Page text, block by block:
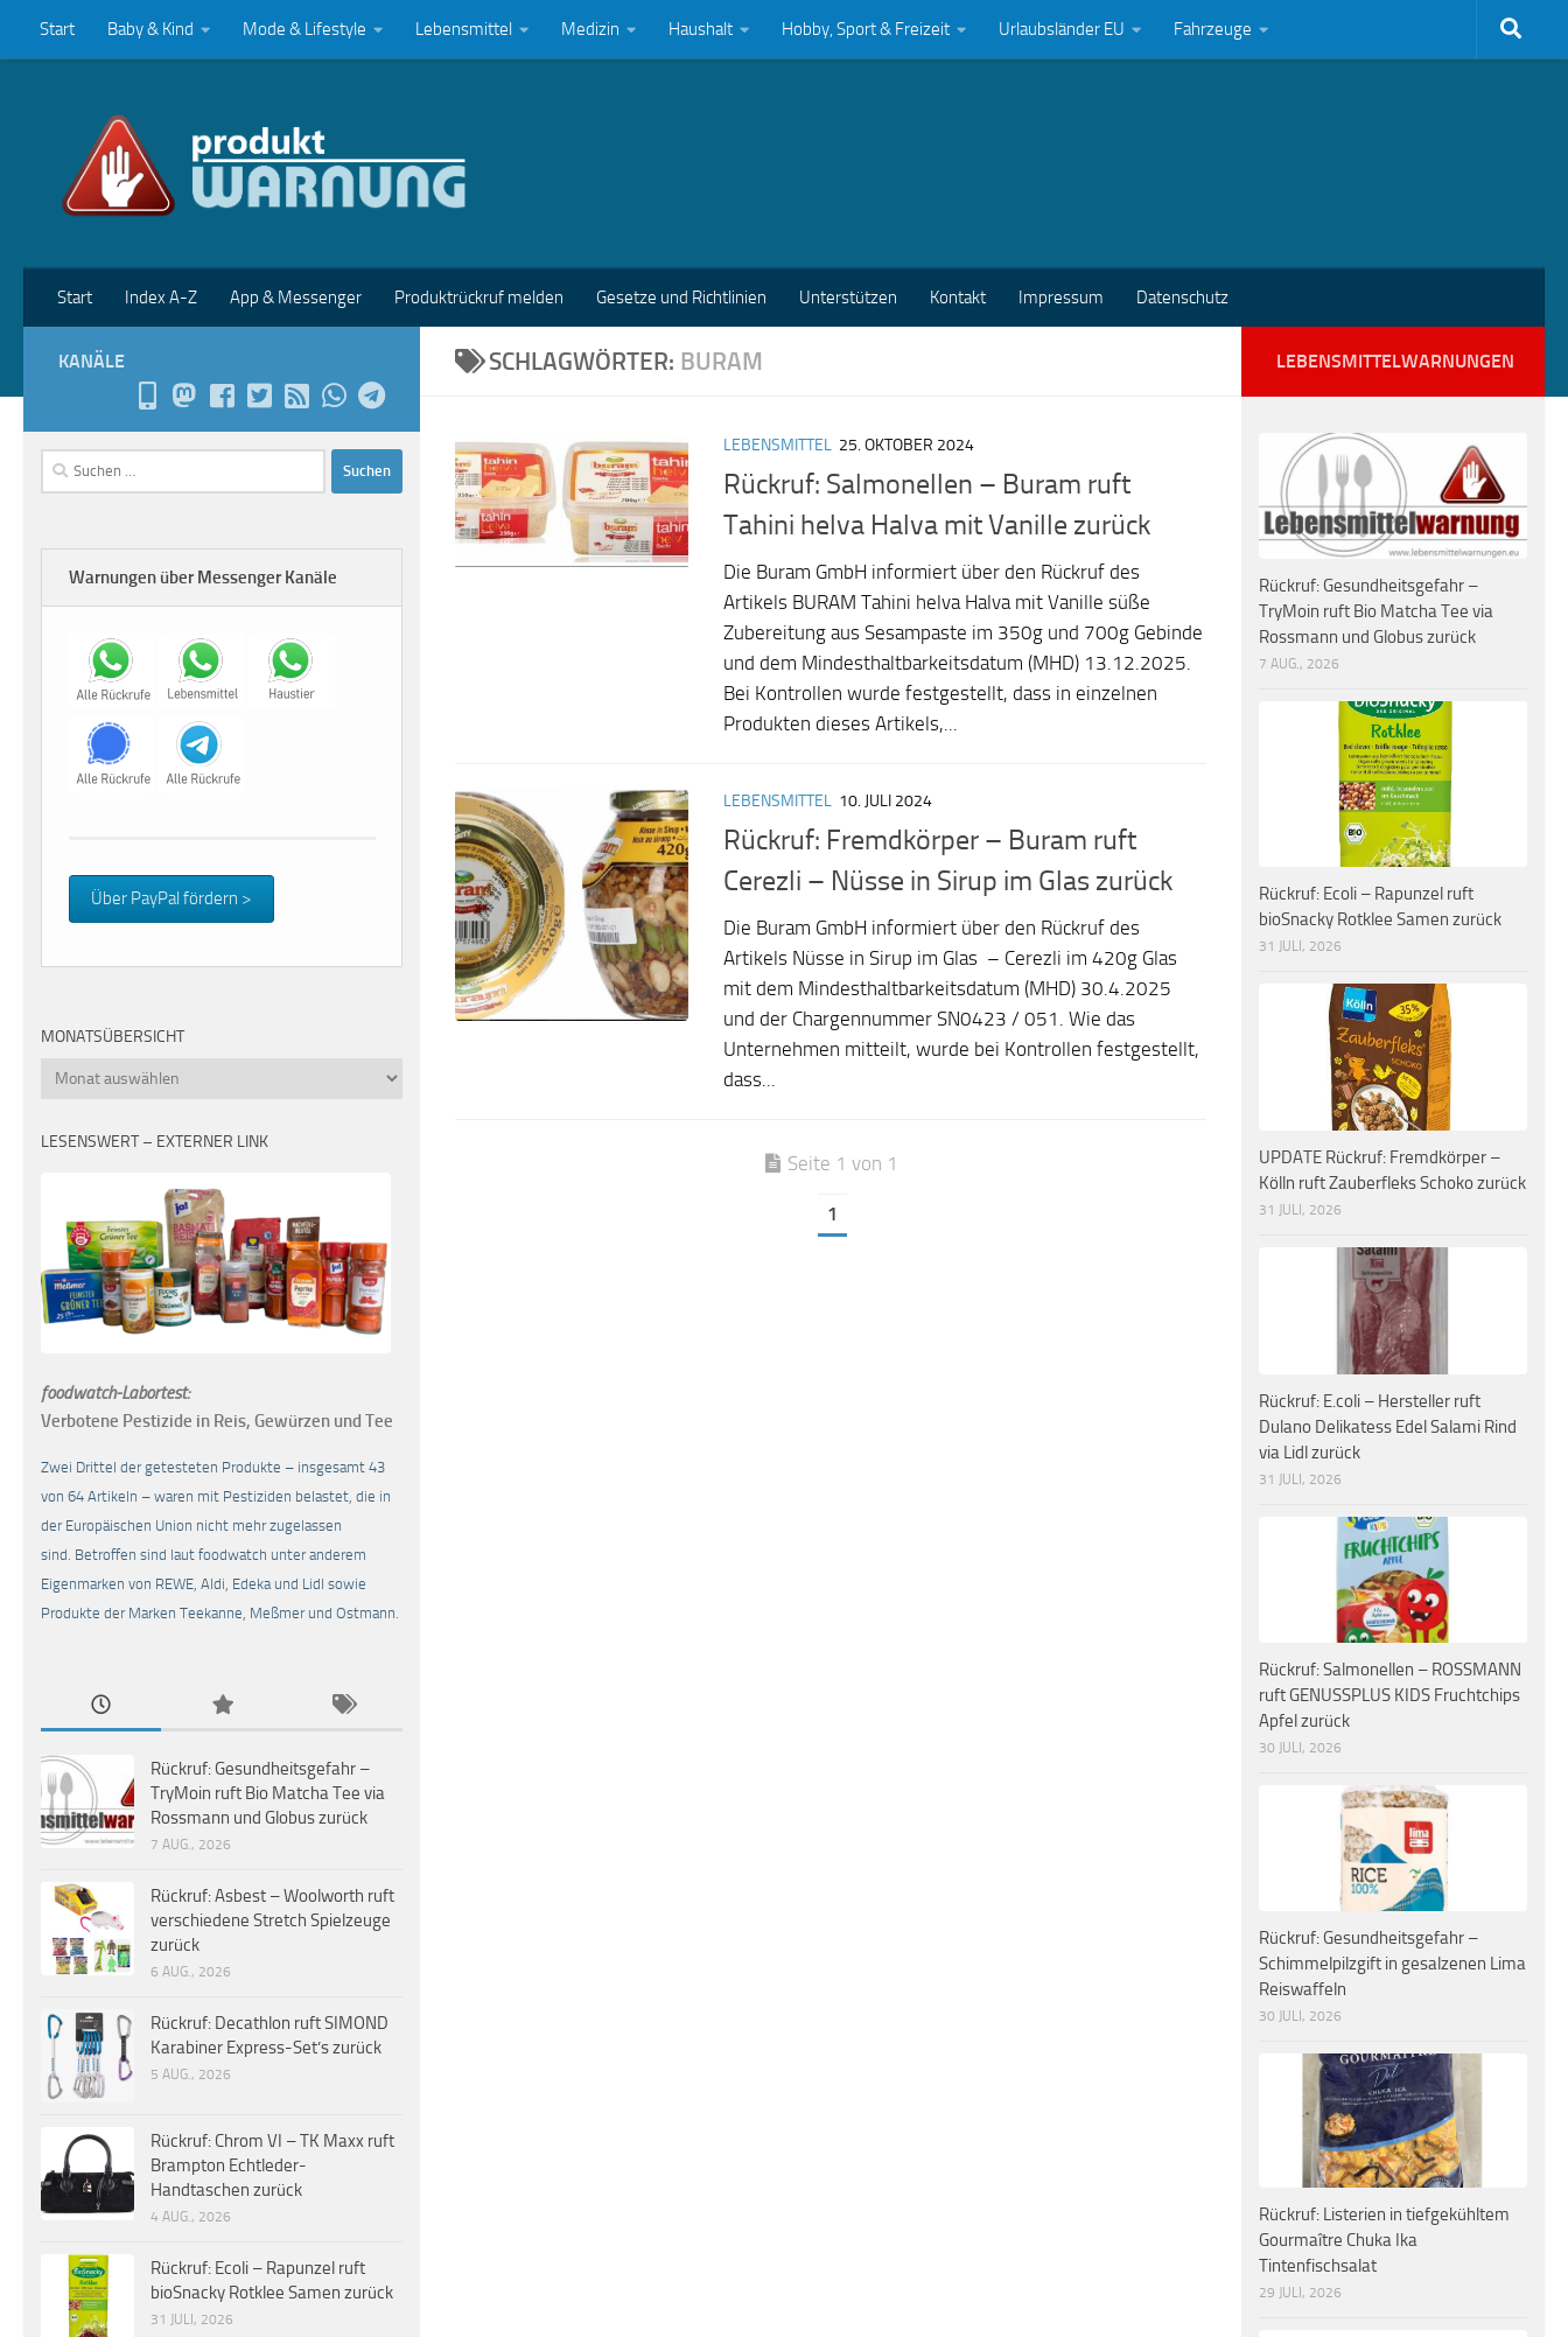
Zum Inhalt springen
Start Baby & Kind Mode & Lifestyle Lebensmittel Medizin Haushalt Hobby, Sport & Freizeit Urlaubsländer EU Fahrzeuge
Start Index A-Z App & Messenger Produktrückruf melden Gesetze und Richtlinien Unterstützen Kontakt Impressum Datenschutz
SCHLAGWÖRTER: BURAM
LEBENSMITTEL 25. OKTOBER 2024
Rückruf: Salmonellen – Buram ruft
Tahini helva Halva mit Vanille zurück
Die Buram GmbH informiert über den Rückruf des
Artikels BURAM Tahini helva Halva mit Vanille süße
Zubereitung aus Sesampaste im 350g und 700g Gebinde
und dem Mindesthaltbarkeitsdatum (MHD) 13.12.2025.
Bei Kontrollen wurde festgestellt, dass in einzelnen
Produkten dieses Artikels,...
LEBENSMITTEL 10. JULI 2024
Rückruf: Fremdkörper – Buram ruft
Cerezli – Nüsse in Sirup im Glas zurück
Die Buram GmbH informiert über den Rückruf des
Artikels Nüsse in Sirup im Glas – Cerezli im 420g Glas
mit dem Mindesthaltbarkeitsdatum (MHD) 30.4.2025
und der Chargennummer SN0423 / 051. Wie das
Unternehmen mitteilt, wurde bei Kontrollen festgestellt,
dass...
Seite 1 von 1
1
KANÄLE
Suchen
nach:
Warnungen über Messenger Kanäle
Über PayPal fördern >
MONATSÜBERSICHT
Monatsübersicht
LESENSWERT – EXTERNER LINK
foodwatch-Labortest:
Verbotene Pestizide in Reis, Gewürzen und Tee
Zwei Drittel der getesteten Produkte – insgesamt 43
von 64 Artikeln – waren mit Pestiziden belastet, die in
der Europäischen Union nicht mehr zugelassen
sind. Betroffen sind laut foodwatch unter anderem
Eigenmarken von REWE, Aldi, Edeka und Lidl sowie
Produkte der Marken Teekanne, Meßmer und Ostmann.
Rückruf: Gesundheitsgefahr –
TryMoin ruft Bio Matcha Tee via
Rossmann und Globus zurück
7 AUG., 2026
Rückruf: Asbest – Woolworth ruft
verschiedene Stretch Spielzeuge
zurück
6 AUG., 2026
Rückruf: Decathlon ruft SIMOND
Karabiner Express-Set’s zurück
5 AUG., 2026
Rückruf: Chrom VI – TK Maxx ruft
Brampton Echtleder-
Handtaschen zurück
4 AUG., 2026
Rückruf: Ecoli – Rapunzel ruft
bioSnacky Rotklee Samen zurück
31 JULI, 2026
LEBENSMITTELWARNUNGEN
Rückruf: Gesundheitsgefahr –
TryMoin ruft Bio Matcha Tee via
Rossmann und Globus zurück
7 AUG., 2026
Rückruf: Ecoli – Rapunzel ruft
bioSnacky Rotklee Samen zurück
31 JULI, 2026
UPDATE Rückruf: Fremdkörper –
Kölln ruft Zauberfleks Schoko zurück
31 JULI, 2026
Rückruf: E.coli – Hersteller ruft
Dulano Delikatess Edel Salami Rind
via Lidl zurück
31 JULI, 2026
Rückruf: Salmonellen – ROSSMANN
ruft GENUSSPLUS KIDS Fruchtchips
Apfel zurück
30 JULI, 2026
Rückruf: Gesundheitsgefahr –
Schimmelpilzgift in gesalzenen Lima
Reiswaffeln
30 JULI, 2026
Rückruf: Listerien in tiefgekühltem
Gourmaître Chuka Ika
Tintenfischsalat
29 JULI, 2026